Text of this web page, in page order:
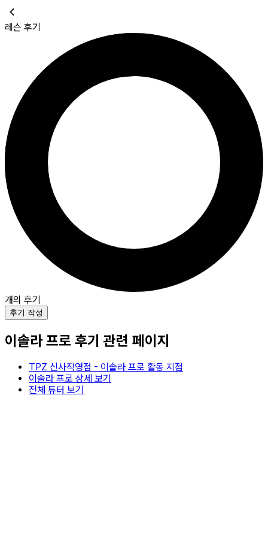
레슨 후기
개의 후기
후기 작성
이솔라프로 후기 관련 페이지
TPZ 신사직영점 - 이솔라 프로 활동 지점
이솔라 프로 상세 보기
전체 튜터 보기